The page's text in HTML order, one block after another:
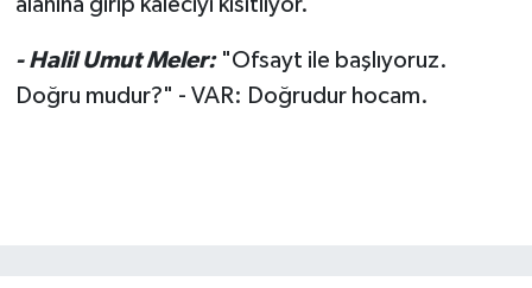
alanına girip kaleciyi kısıtlıyor.
- Halil Umut Meler:"Ofsayt ile başlıyoruz.
Doğru mudur?" - VAR: Doğrudur hocam.